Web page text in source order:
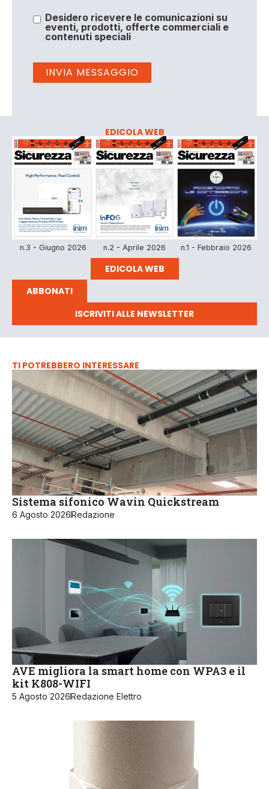
Desidero ricevere le comunicazioni su
eventi, prodotti, offerte commerciali e
contenuti speciali
EDICOLA WEB
n.3 - Giugno 2026 n.2 - Aprile 2026 n.1 - Febbraio 2026
EDICOLA WEB
ABBONATI
ISCRIVITI ALLE NEWSLETTER
TI POTREBBERO INTERESSARE
Sistema sifonico Wavin Quickstream
6 Agosto 2026Redazione
AVE migliora la smart home con WPA3 e il
kit K808-WIFI
5 Agosto 2026Redazione Elettro